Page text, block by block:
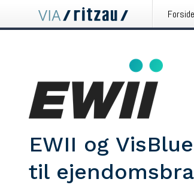
Forside
EWII og
til